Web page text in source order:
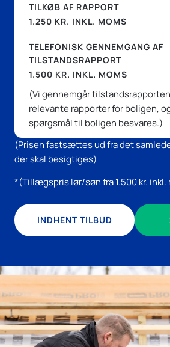
TILKØB AF RAPPORT
1.250 KR. INKL. MOMS
TELEFONISK GENNEMGANG AF
TILSTANDSRAPPORT
1.500 KR. INKL. MOMS
(Vi gennemgår
relevante rapporter for boligen,
spørgsmål til boligen besvares.)
(Prisen fastsættes ud fra det
der skal besigtiges)
*(Tillægspris lør/søn fra 1.500 kr. inkl.
INDHENT TILBUD